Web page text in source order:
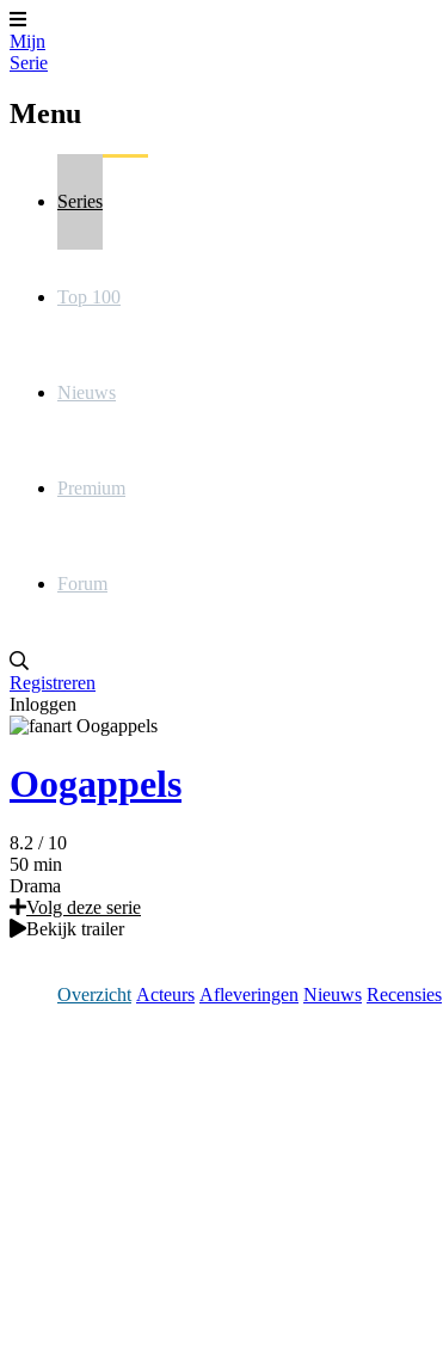
Mijn
Serie
Menu
Series
Top 100
Nieuws
Premium
Forum
Registreren
Inloggen
Oogappels
8.2 / 10
50 min
Drama
Volg deze serie
Bekijk trailer
Overzicht Acteurs Afleveringen Nieuws Recensies